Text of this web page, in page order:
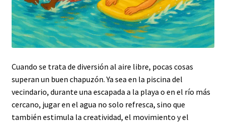
Cuando se trata de diversión al aire libre, pocas cosas
superan un buen chapuzón. Ya sea en la piscina del
vecindario, durante una escapada a la playa o en el río más
cercano, jugar en el agua no solo refresca, sino que
también estimula la creatividad, el movimiento y el